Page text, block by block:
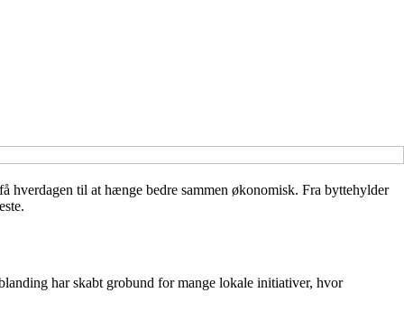
hverdagen til at hænge bedre sammen økonomisk. Fra byttehylder
har skabt grobund for mange lokale initiativer, hvor